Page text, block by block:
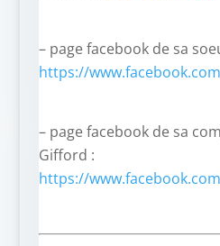
– page facebook de sa
https://
– page facebook de sa
Gifford :
https://